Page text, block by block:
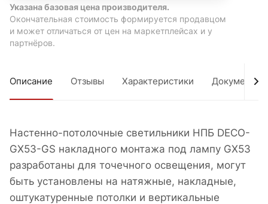
Указана базовая цена производителя.
Окончательная стоимость формируется продавцом
и может отличаться от цен на маркетплейсах и у
партнёров.
Описание Отзывы Характеристики Документы
Настенно-потолочные светильники НПБ DECO-
GX53-GS накладного монтажа под лампу GX53
разработаны для точечного освещения, могут
быть установлены на натяжные, накладные,
оштукатуренные потолки и вертикальные